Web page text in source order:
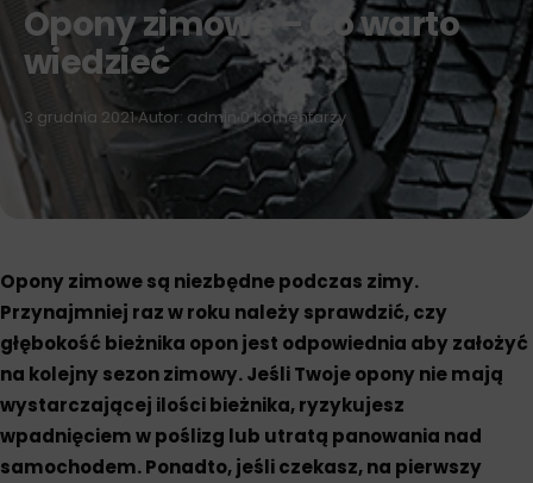
Opony zimowe – Co warto
wiedzieć
3 grudnia 2021 Autor: admin 0 komentarzy
Opony zimowe są niezbędne podczas zimy.
Przynajmniej raz w roku należy sprawdzić, czy
głębokość bieżnika opon jest odpowiednia aby założyć
na kolejny sezon zimowy. Jeśli Twoje opony nie mają
wystarczającej ilości bieżnika, ryzykujesz
wpadnięciem w poślizg lub utratą panowania nad
samochodem. Ponadto, jeśli czekasz, na pierwszy